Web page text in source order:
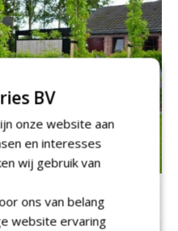
BV
onze website aan
en interesses
wij gebruik van
ons van belang
website ervaring